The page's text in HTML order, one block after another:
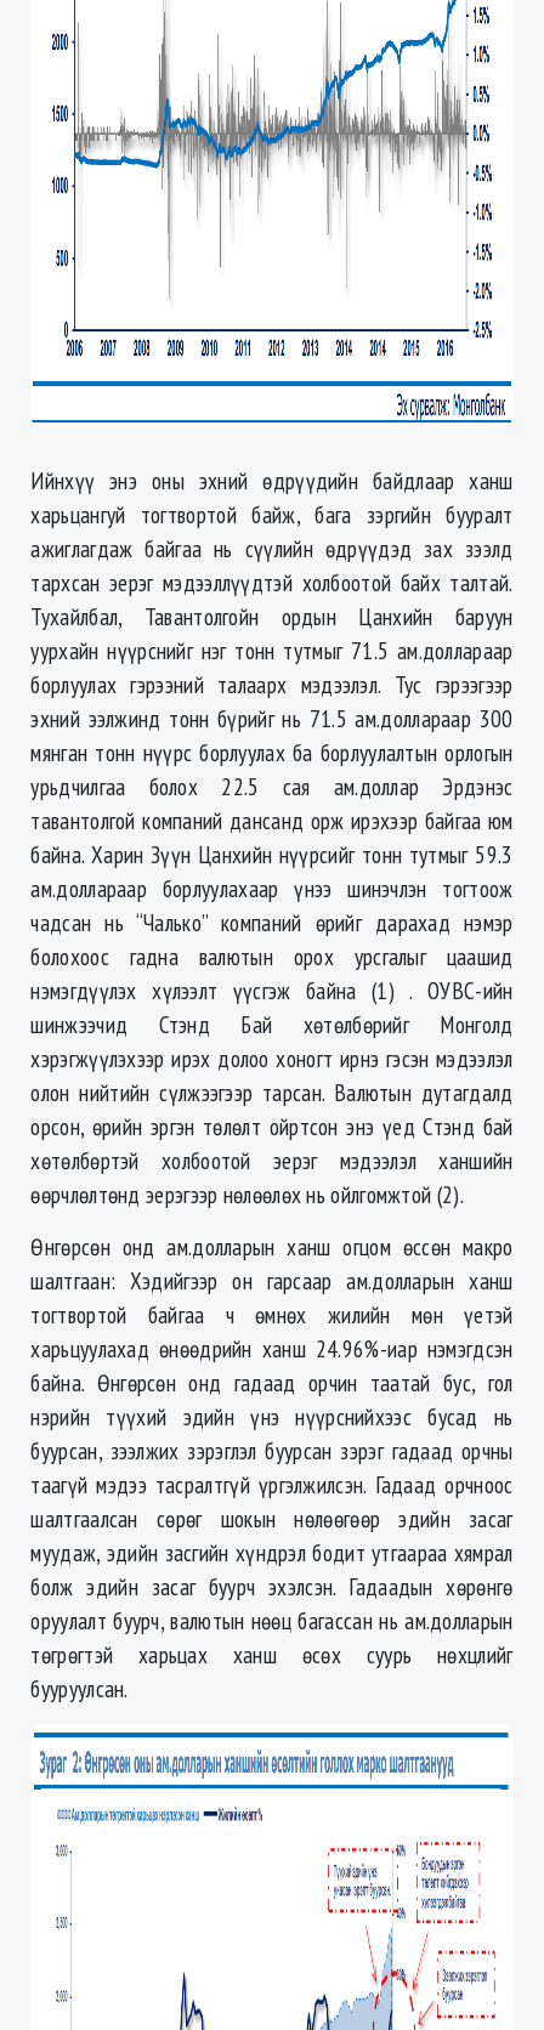
Ийнхүү энэ оны эхний өдрүүдийн байдлаар ханш
харьцангуй тогтвортой байж, бага зэргийн бууралт
ажиглагдаж байгаа нь сүүлийн өдрүүдэд зах зээлд
тархсан эерэг мэдээллүүдтэй холбоотой байх талтай.
Тухайлбал, Тавантолгойн ордын Цанхийн баруун
уурхайн нүүрснийг нэг тонн тутмыг 71.5 ам.доллараар
борлуулах гэрээний талаарх мэдээлэл. Тус гэрээгээр
эхний ээлжинд тонн бүрийг нь 71.5 ам.доллараар 300
мянган тонн нүүрс борлуулах ба борлуулалтын орлогын
урьдчилгаа болох 22.5 сая ам.доллар Эрдэнэс
тавантолгой компаний дансанд орж ирэхээр байгаа юм
байна. Харин Зүүн Цанхийн нүүрсийг тонн тутмыг 59.3
ам.доллараар борлуулахаар үнээ шинэчлэн тогтоож
чадсан нь “Чалько” компаний өрийг дарахад нэмэр
болохоос гадна валютын орох урсгалыг цаашид
нэмэгдүүлэх хүлээлт үүсгэж байна (1) . ОУВС-ийн
шинжээчид Стэнд Бай хөтөлбөрийг Монголд
хэрэгжүүлэхээр ирэх долоо хоногт ирнэ гэсэн мэдээлэл
олон нийтийн сүлжээгээр тарсан. Валютын дутагдалд
орсон, өрийн эргэн төлөлт ойртсон энэ үед Стэнд бай
хөтөлбөртэй холбоотой эерэг мэдээлэл ханшийн
өөрчлөлтөнд эерэгээр нөлөөлөх нь ойлгомжтой (2).
Өнгөрсөн онд ам.долларын ханш огцом өссөн макро
шалтгаан: Хэдийгээр он гарсаар ам.долларын ханш
тогтвортой байгаа ч өмнөх жилийн мөн үетэй
харьцуулахад өнөөдрийн ханш 24.96%-иар нэмэгдсэн
байна. Өнгөрсөн онд гадаад орчин таатай бус, гол
нэрийн түүхий эдийн үнэ нүүрснийхээс бусад нь
буурсан, зээлжих зэрэглэл буурсан зэрэг гадаад орчны
таагүй мэдээ тасралтгүй үргэлжилсэн. Гадаад орчноос
шалтгаалсан сөрөг шокын нөлөөгөөр эдийн засаг
муудаж, эдийн засгийн хүндрэл бодит утгаараа хямрал
болж эдийн засаг буурч эхэлсэн. Гадаадын хөрөнгө
оруулалт буурч, валютын нөөц багассан нь ам.долларын
төгрөгтэй харьцах ханш өсөх суурь нөхцлийг
бууруулсан.